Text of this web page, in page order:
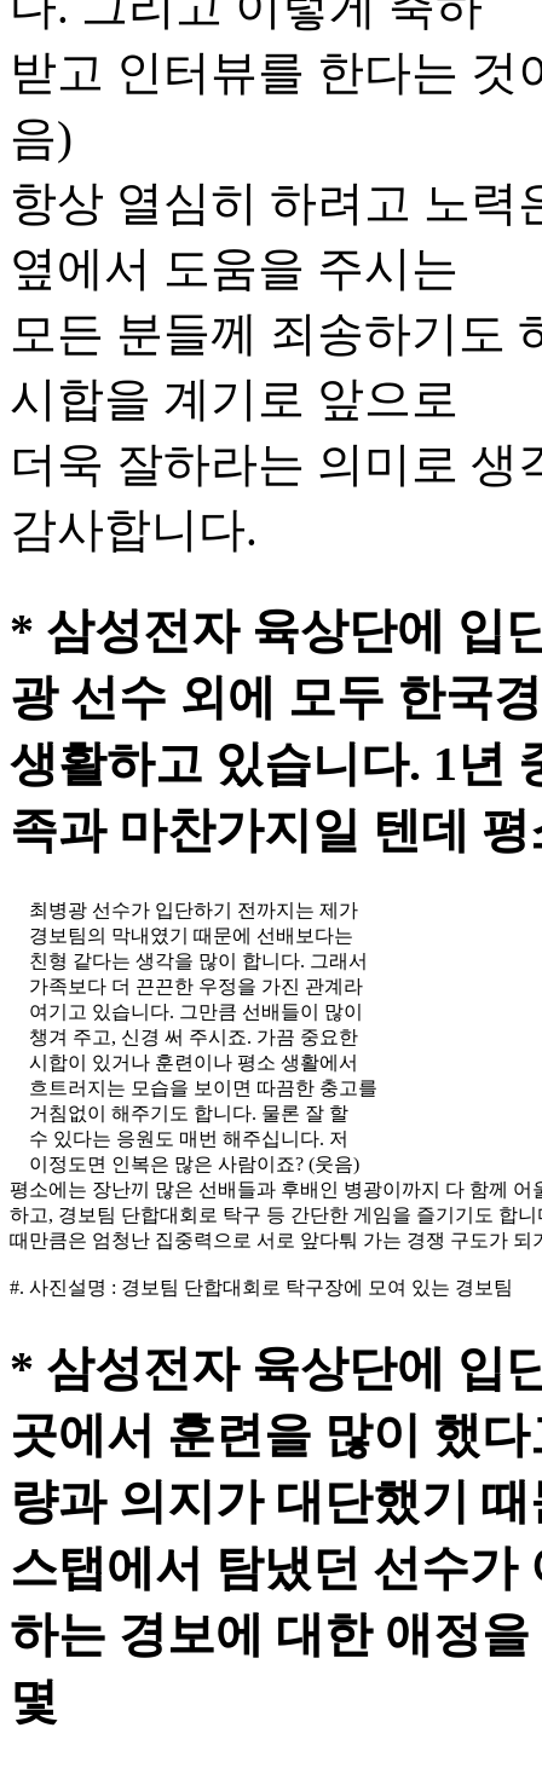
받고 인터뷰를 한다는 것
음)
항상 열심히 하려고 노력
옆에서 도움을 주시는
모든 분들께 죄송하기도
시합을 계기로 앞으로
더욱 잘하라는 의미로
감사합니다.
* 삼성전자 육상단에 입
광 선수 외에 모두 한국
생활하고 있습니다. 1년
족과 마찬가지일 텐데
최병광 선수가 입단하기 전까지는 제가
경보팀의 막내였기 때문에 선배보다는
친형 같다는 생각을 많이 합니다. 그래서
가족보다 더 끈끈한 우정을 가진 관계라
여기고 있습니다. 그만큼 선배들이 많이
챙겨 주고, 신경 써 주시죠. 가끔 중요한
시합이 있거나 훈련이나 평소 생활에서
흐트러지는 모습을 보이면 따끔한 충고를
거침없이 해주기도 합니다. 물론 잘 할
수 있다는 응원도 매번 해주십니다. 저
이정도면 인복은 많은 사람이죠? (웃음)
평소에는 장난끼 많은 선배들과 후배인 병광이까지 다 함께 어
하고, 경보팀 단합대회로 탁구 등 간단한 게임을 즐기기도 합
때만큼은 엄청난 집중력으로 서로 앞다퉈 가는 경쟁 구도가 되
#. 사진설명 : 경보팀 단합대회로 탁구장에 모여 있는 경보팀
* 삼성전자 육상단에 입
곳에서 훈련을 많이 했
량과 의지가 대단했기
스탭에서 탐냈던 선수가
하는 경보에 대한 애정
몇